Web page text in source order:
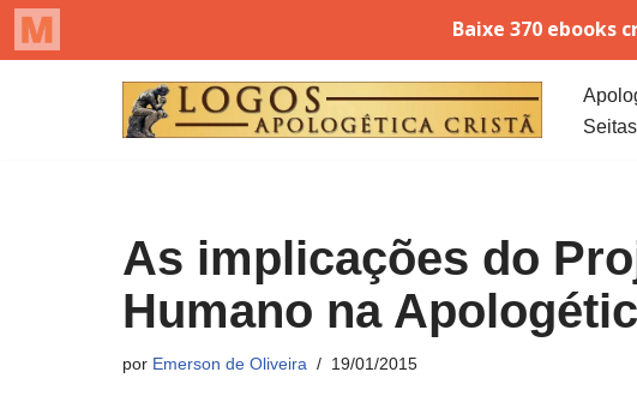
As implicações do
Humano na
por Emerson de Oliveira 19/01/2015